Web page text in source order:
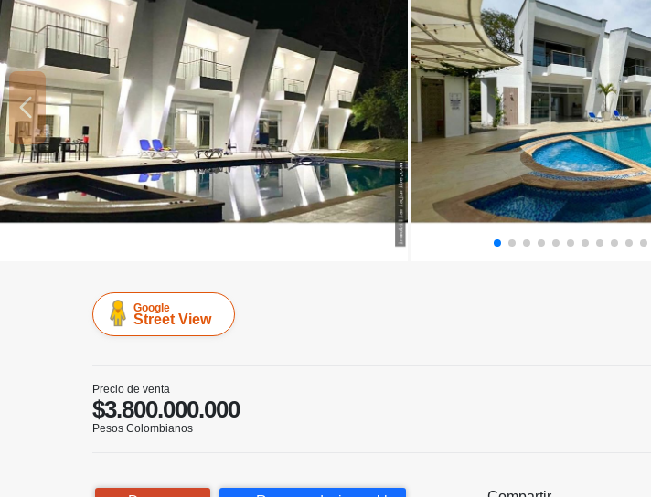
Google
Street View
Precio de venta
$3.800.000.000
Pesos Colombianos